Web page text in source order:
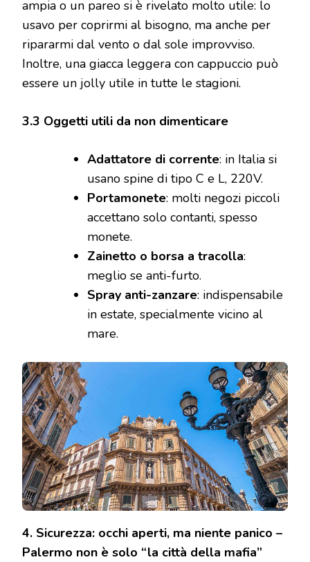
ampia o un pareo si è rivelato molto utile: lo
usavo per coprirmi al bisogno, ma anche per
ripararmi dal vento o dal sole improvviso.
Inoltre, una giacca leggera con cappuccio può
essere un jolly utile in tutte le stagioni.
3.3 Oggetti utili da non dimenticare
Adattatore di corrente: in Italia si
usano spine di tipo C e L, 220V.
Portamonete: molti negozi piccoli
accettano solo contanti, spesso
monete.
Zainetto o borsa a tracolla:
meglio se anti-furto.
Spray anti-zanzare: indispensabile
in estate, specialmente vicino al
mare.
4. Sicurezza: occhi aperti, ma niente panico –
Palermo non è solo “la città della mafia”